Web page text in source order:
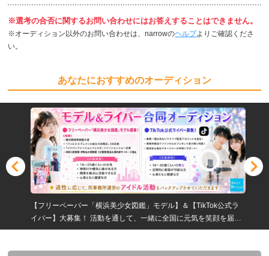
※選考の合否に関するお問い合わせにはお答えすることはできません。
※オーディション以外のお問い合わせは、narrowのヘルプよりご確認くださ
い。
あなたにおすすめのオーディション
【フリーペーパー「横浜美少女図鑑」モデル】＆【TikTok公式ラ
イバー】大募集！ 活動を通して、一緒に全国に元気を笑顔を届け
ましょう！